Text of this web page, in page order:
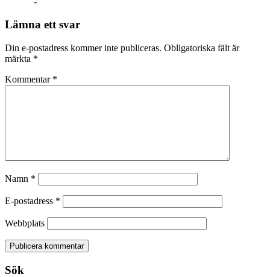
Lämna ett svar
Din e-postadress kommer inte publiceras. Obligatoriska fält är
märkta *
Kommentar *
Namn *
E-postadress *
Webbplats
Sök